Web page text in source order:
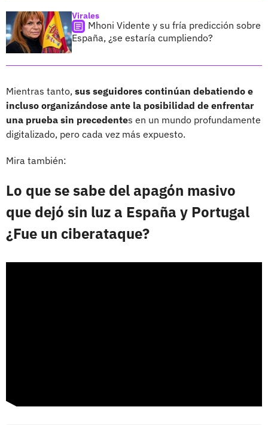
Virales
Mhoni Vidente y su fría predicción sobre
España, ¿se estaría cumpliendo?
Mientras tanto, sus seguidores continúan debatiendo e
incluso organizándose ante la posibilidad de enfrentar
una prueba sin precedentes en un mundo profundamente
digitalizado, pero cada vez más expuesto.
Mira también:
Lo que se sabe del apagón masivo
que dejó sin luz a España y Portugal
¿Fue un ciberataque?